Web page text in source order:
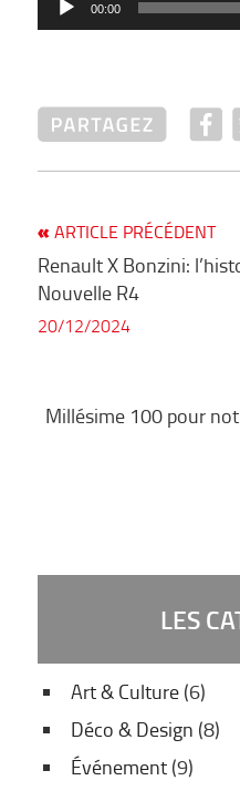
00:00
NAVIGATION
Article
précédent
ARTICLE PRÉCÉDENT
Renault X Bonzini:
Nouvelle R4
20/12/2024
Millésime 100 pour
LES
Art & Culture (6)
Déco & Design (8)
Événement (9)